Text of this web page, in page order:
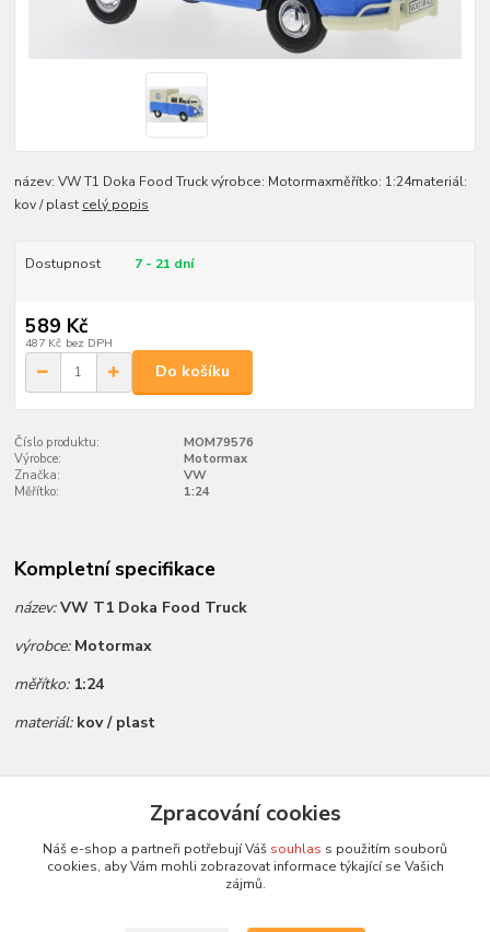
název: VW T1 Doka Food Truck výrobce: Motormaxměřítko: 1:24materiál:
kov / plast celý popis
Dostupnost 7 - 21 dní
589 Kč
487 Kč bez DPH
Do košíku
Číslo produktu:
MOM79576
Výrobce:
Motormax
Značka:
VW
Měřítko:
1:24
Kompletní specifikace
název:VW T1 Doka Food Truck
výrobce: Motormax
měřítko: 1:24
materiál: kov / plast
Zboží zařazeno v kategoriích
Všechny modely
Modely 1:24
Zpracování cookies
Náš e-shop a partneři potřebují Váš souhlas s použitím souborů
cookies, aby Vám mohli zobrazovat informace týkající se Vašich
zájmů.